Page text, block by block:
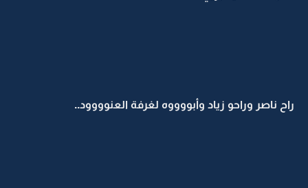
راح ناصر وراحو زياد وأبووووه لغرفة العنوووود..